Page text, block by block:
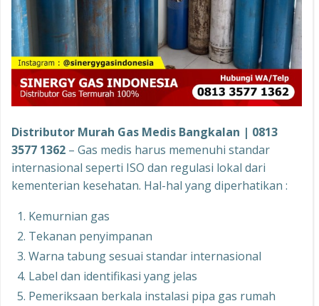
Distributor Murah Gas Medis Bangkalan | 0813
3577 1362 – Gas medis harus memenuhi standar
internasional seperti ISO dan regulasi lokal dari
kementerian kesehatan. Hal-hal yang diperhatikan :
Kemurnian gas
Tekanan penyimpanan
Warna tabung sesuai standar internasional
Label dan identifikasi yang jelas
Pemeriksaan berkala instalasi pipa gas rumah